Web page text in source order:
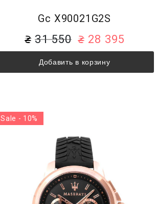
Gc X90021G2S
31 550 28 395
Добавить в корзину
Sale - 10%